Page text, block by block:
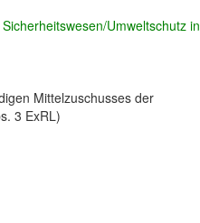
Umweltschutz in
Mittelzuschusses der
3 ExRL)